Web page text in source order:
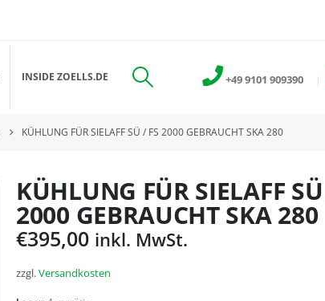
INSIDE ZOELLS.DE +49 9101 909390 |
KÜHLUNG FÜR SIELAFF SÜ / FS 2000 GEBRAUCHT SKA 280
KÜHLUNG FÜR SIELAFF
2000 GEBRAUCHT SKA 280
€395,00 inkl. MwSt.
zzgl.Versandkosten